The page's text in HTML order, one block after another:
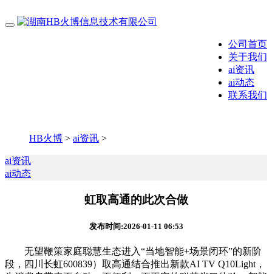
公司首页
关于我们
ai资讯
ai动态
联系我们
HB火博 > ai资讯 >
ai资讯
ai动态
虹取高通的此次合做
发布时间:2026-01-11 06:53
无望鞭策家庭聪慧生态进入“当地智能+场景闭环”的新阶
段，四川长虹600839）取高通结合推出新款AI TV Q10Light，